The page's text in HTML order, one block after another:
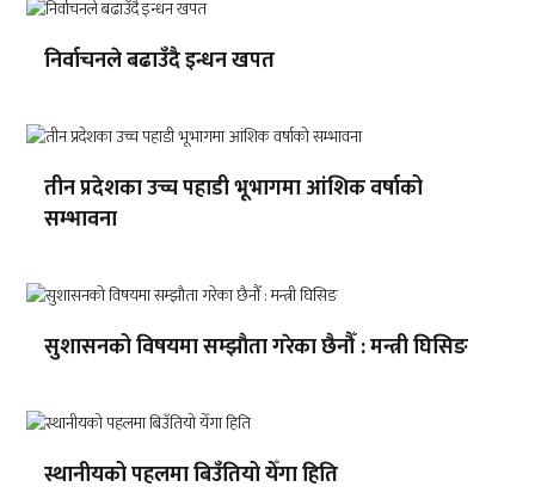
निर्वाचनले बढाउँदै इन्धन खपत
तीन प्रदेशका उच्च पहाडी भूभागमा आंशिक वर्षाको
सम्भावना
सुशासनको विषयमा सम्झाैता गरेका छैनौँ : मन्त्री घिसिङ
स्थानीयको पहलमा बिउँतियो येँगा हिति